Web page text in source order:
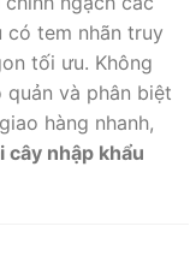
có tem nhãn truy
tối ưu. Không
và phân biệt
hàng nhanh,
cây nhập khẩu